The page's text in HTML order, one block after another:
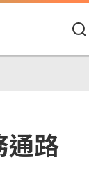
通路